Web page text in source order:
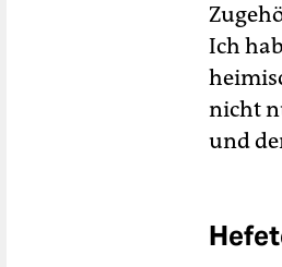
Ich
nicht
und